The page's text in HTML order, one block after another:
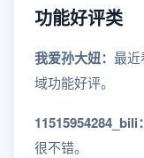
功能好评类
我爱孙大妞： 最近
域功能好评。
11515954284_bili：
很不错。